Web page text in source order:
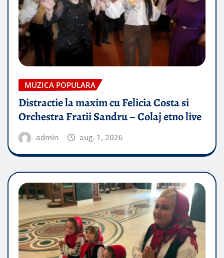
MUZICA POPULARA
Distractie la maxim cu Felicia Costa si
Orchestra Fratii Sandru – Colaj etno live
admin aug. 1, 2026